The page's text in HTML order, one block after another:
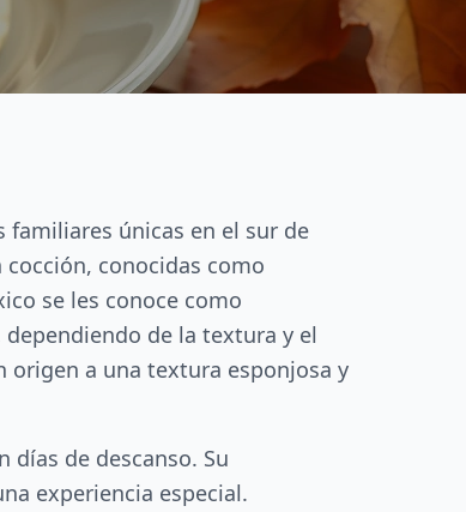
únicas en el sur de
conocidas como
se les conoce como
de la textura y el
origen a una textura esponjosa y
días de descanso. Su
experiencia especial.